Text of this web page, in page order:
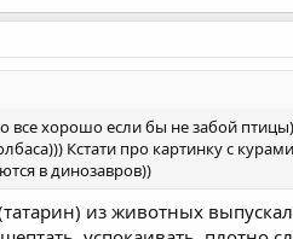
все хорошо если бы не забой
Кстати про картинку с
в динозавров))
из животных